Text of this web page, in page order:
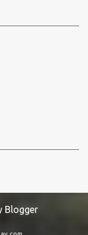
Blogger